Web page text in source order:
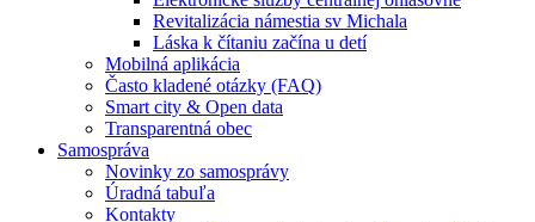
Revitalizácia námestia sv Michala
Láska k čítaniu začína u detí
Mobilná aplikácia
Často kladené otázky (FAQ)
Smart city & Open data
Transparentná obec
Samospráva
Novinky zo samosprávy
Úradná tabuľa
Kontakty